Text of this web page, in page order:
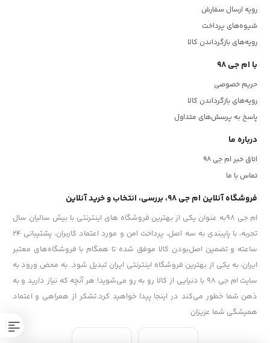
رویه ارسال سفارش
شیوه‌های پرداخت
رویه‌های بازگرداندن کالا
با ام جی 98
حریم خصوصی
رویه‌های بازگرداندن کالا
پاسخ به پرسش‌های متداول
درباره ما
اتاق خبر ام جی 98
تماس با ما
فروشگاه آنلاین ام جی 98، بررسی، انتخاب و خرید آنلاین
ام جی 98به عنوان یکی از بهترین فروشگاه های اینترنتی با بیش سالیان سال
تجربه، با پایبندی به سه اصل، پرداخت امن و مورد اعتماد کاربران، پشتیبانی 24
ساعته و تضمین اصل‌بودن کالا موفق شده تا همگام با فروشگاه‌های معتبر
ایران، به یکی از بهترین فروشگاه اینترنتی ایران تبدیل شود. به محض ورود به
سایت ام جی 98 با دنیایی از کالا رو به رو می‌شوید! هر آنچه که نیاز دارید و به
ذهن شما خطور می‌کند در اینجا پیدا خواهید کرد.تشکر از همراهی و اعتماد
همیشگی شما عزیزان